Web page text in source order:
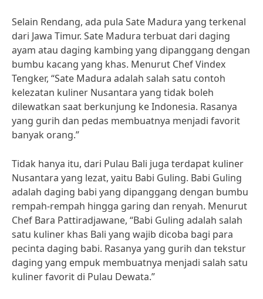
Selain Rendang, ada pula Sate Madura yang terkenal
dari Jawa Timur. Sate Madura terbuat dari daging
ayam atau daging kambing yang dipanggang dengan
bumbu kacang yang khas. Menurut Chef Vindex
Tengker, “Sate Madura adalah salah satu contoh
kelezatan kuliner Nusantara yang tidak boleh
dilewatkan saat berkunjung ke Indonesia. Rasanya
yang gurih dan pedas membuatnya menjadi favorit
banyak orang.”
Tidak hanya itu, dari Pulau Bali juga terdapat kuliner
Nusantara yang lezat, yaitu Babi Guling. Babi Guling
adalah daging babi yang dipanggang dengan bumbu
rempah-rempah hingga garing dan renyah. Menurut
Chef Bara Pattiradjawane, “Babi Guling adalah salah
satu kuliner khas Bali yang wajib dicoba bagi para
pecinta daging babi. Rasanya yang gurih dan tekstur
daging yang empuk membuatnya menjadi salah satu
kuliner favorit di Pulau Dewata.”